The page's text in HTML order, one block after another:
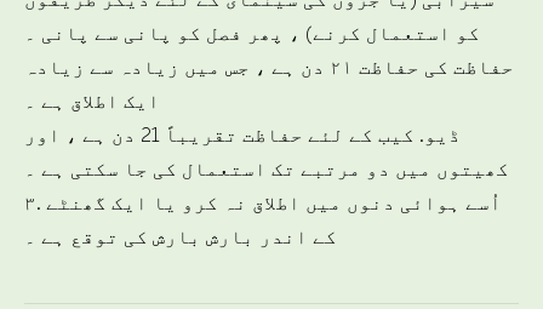
کو استعمال کرنے) ، پھر فصل کو پانی سے پانی ۔
حفاظت کی حفاظت ۲۱ دن ہے ، جس میں زیادہ سے زیادہ
ایک اطلاق ہے ۔
ڈیو. کیب کے لئے حفاظت تقریباً 21 دن ہے ، اور
کھیتوں میں دو مرتبے تک استعمال کی جا سکتی ہے ۔
۳. اُسے ہوائی دنوں میں اطلاق نہ کرو یا ایک گھنٹے
کے اندر بارش بارش کی توقع ہے ۔